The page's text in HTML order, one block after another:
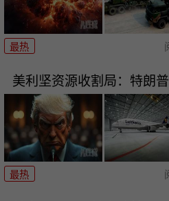
最热
美利坚资源收割局：特朗
最热